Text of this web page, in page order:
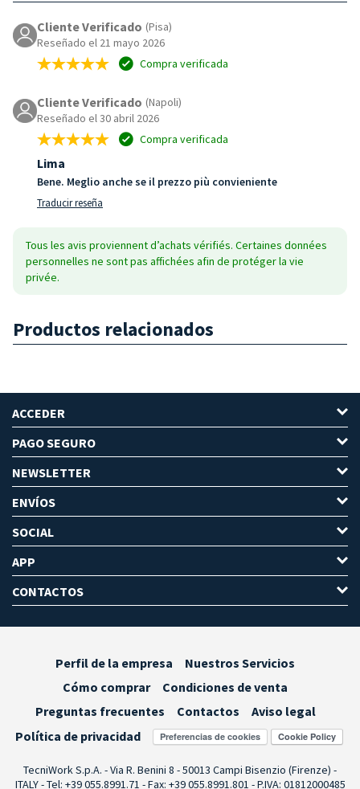
Cliente Verificado (Pisa)
Reseñado el 21 mayo 2026
Compra verificada
Cliente Verificado (Napoli)
Reseñado el 30 abril 2026
Compra verificada
Lima
Bene. Meglio anche se il prezzo più convieniente
Traducir reseña
Tous les avis proviennent d’achats vérifiés. Certaines données
personnelles ne sont pas affichées afin de protéger la vie
privée.
Productos relacionados
ACCEDER
PAGO SEGURO
NEWSLETTER
ENVÍOS
SOCIAL
APP
CONTACTOS
Perfil de la empresa
Nuestros Servicios
Cómo comprar
Condiciones de venta
Preguntas frecuentes
Contactos
Aviso legal
Política de privacidad
Preferencias de cookies
TecniWork S.p.A. - Via R. Benini 8 - 50013 Campi Bisenzio (Firenze) -
ITALY - Tel: +39 055.8991.71 - Fax: +39 055.8991.801 - P.IVA: 01812000485